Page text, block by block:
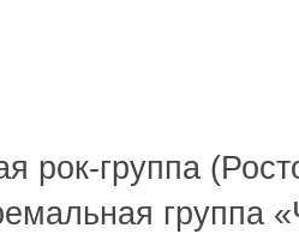
рок-группа
группа